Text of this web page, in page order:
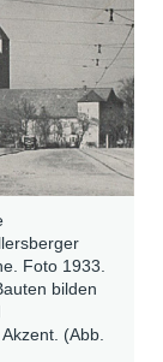
Foto 1933.
bilden
(Abb.